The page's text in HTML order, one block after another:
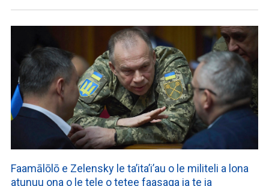
Faamālōlō e Zelensky le ta’ita’i’au o le militeli a lona
atunuu ona o le tele o tetee faasaga ia te ia